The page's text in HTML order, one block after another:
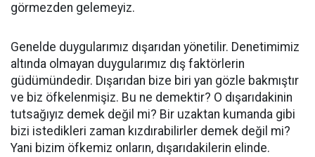
görmezden gelemeyiz.
Genelde duygularımız dışarıdan yönetilir. Denetimimiz
altında olmayan duygularımız dış faktörlerin
güdümündedir. Dışarıdan bize biri yan gözle bakmıştır
ve biz öfkelenmişiz. Bu ne demektir? O dışarıdakinin
tutsağıyız demek değil mi? Bir uzaktan kumanda gibi
bizi istedikleri zaman kızdırabilirler demek değil mi?
Yani bizim öfkemiz onların, dışarıdakilerin elinde.